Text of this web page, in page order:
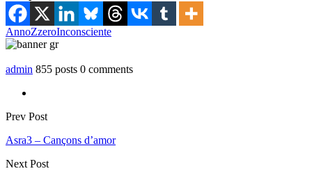
AnnoZzeroInconsciente
admin 855 posts 0 comments
Prev Post
Asra3 – Cançons d’amor
Next Post